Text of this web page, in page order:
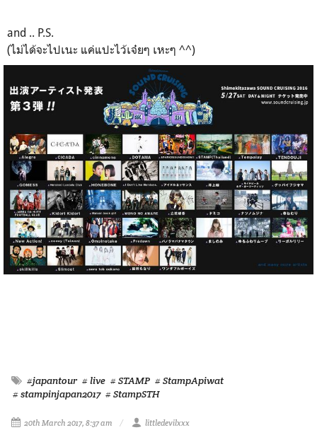
and .. P.S.
(ไม่ได้จะไปเนะ แค่แปะไว้เจ๋ยๆ เหะๆ ^^)
#japantour # live # STAMP # StampApiwat
# stampinjapan2017 # StampSTH
20th March 2017, 8:37 am littledevilxxx